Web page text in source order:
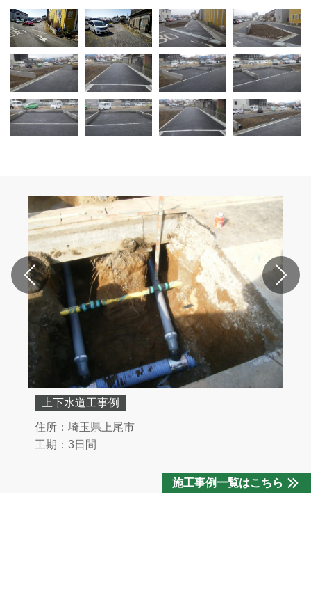
上下水道工事例
住所：埼玉県上尾市
工期：3日間
施工事例一覧はこちら